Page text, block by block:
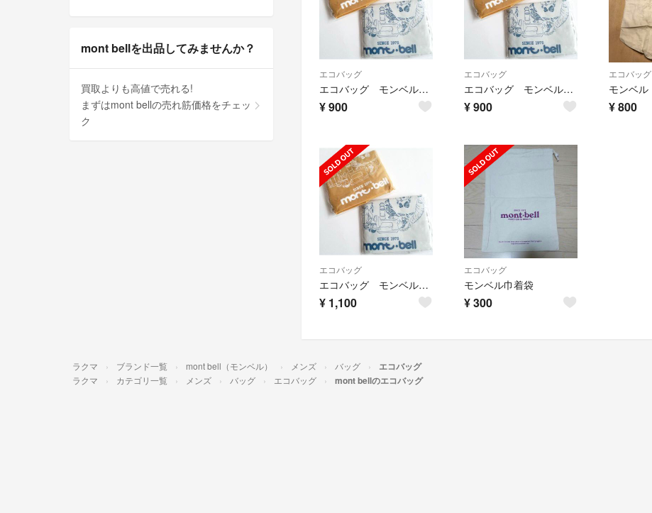
エコバッグ
エコバッグ モンベル 40周年 mont-bell ショッピングバッグ
¥900
エコバッグ
エコバッグ モンベル 40周年 mont-bell ショッピングバッグ
¥900
エコバッグ
¥800
エコバッグ
エコバッグ モンベル 40周年 mont-bell ショッピングバッグ
¥ 1,100
エコバッグ
モンベル巾着袋
¥300
mont bellを出品してみませんか？
買取よりも高値で売れる!
まずはmont bellの売れ筋価格をチェッ
ク
ラクマ ブランド一覧 mont bell（モンベル） メンズ バッグ エコバッグ
ラクマ カテゴリ一覧 メンズ バッグ エコバッグ mont bellのエコバッグ